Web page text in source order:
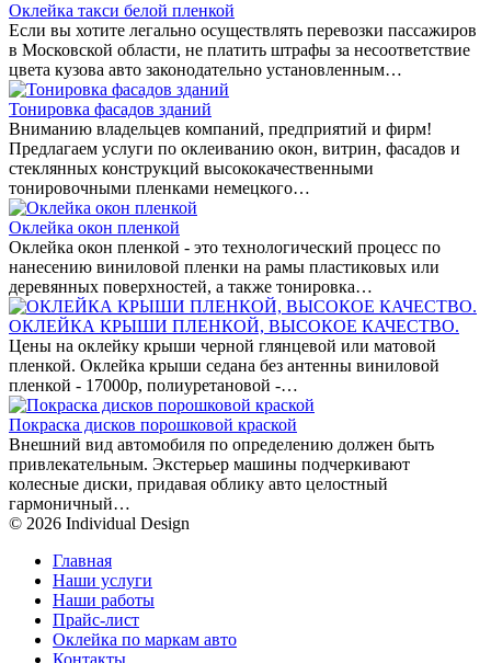
Оклейка такси белой пленкой
Если вы хотите легально осуществлять перевозки пассажиров
в Московской области, не платить штрафы за несоответствие
цвета кузова авто законодательно установленным…
Тонировка фасадов зданий
Вниманию владельцев компаний, предприятий и фирм!
Предлагаем услуги по оклеиванию окон, витрин, фасадов и
стеклянных конструкций высококачественными
тонировочными пленками немецкого…
Оклейка окон пленкой
Оклейка окон пленкой - это технологический процесс по
нанесению виниловой пленки на рамы пластиковых или
деревянных поверхностей, а также тонировка…
ОКЛЕЙКА КРЫШИ ПЛЕНКОЙ, ВЫСОКОЕ КАЧЕСТВО.
Цены на оклейку крыши черной глянцевой или матовой
пленкой. Оклейка крыши седана без антенны виниловой
пленкой - 17000р, полиуретановой -…
Покраска дисков порошковой краской
Внешний вид автомобиля по определению должен быть
привлекательным. Экстерьер машины подчеркивают
колесные диски, придавая облику авто целостный
гармоничный…
© 2026 Individual Design
Главная
Наши услуги
Наши работы
Прайс-лист
Оклейка по маркам авто